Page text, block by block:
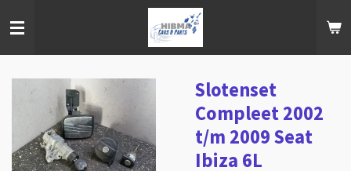
direct
hoofdinhoud
Slotenset
Compleet 2002
t/m 2009 Seat
Ibiza 6L